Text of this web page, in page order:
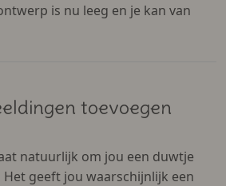
is nu leeg en je kan van
toevoegen
natuurlijk om jou een duwtje
geeft jou waarschijnlijk een